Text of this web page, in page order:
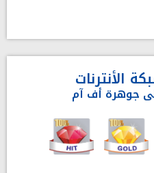
الأنترنات
جوهرة أف آم